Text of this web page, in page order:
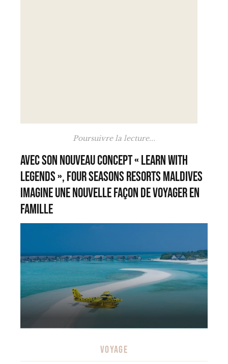
Poursuivre la lecture...
Avec son nouveau concept « Learn with
Legends », Four Seasons Resorts Maldives
imagine une nouvelle façon de voyager en
famille
VOYAGE